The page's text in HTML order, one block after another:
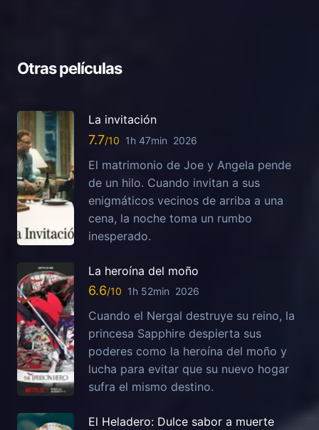
Otras películas
La invitación
7.7 1h 47min 2026
El matrimonio de Joe y Angela pende
de un hilo. Cuando invitan a sus
enigmáticos vecinos de arriba a una
cena, la noche toma un rumbo
inesperado.
La heroína del moño
6.6 1h 52min 2026
Cuando el Nergal destruye su reino, la
princesa Sapphire despierta sus
poderes como la heroína del moño y
lucha para evitar que su nuevo hogar
sufra el mismo destino.
El Heladero: Dulce sabor a muerte